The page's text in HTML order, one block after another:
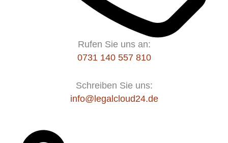
Rufen Sie uns an:
0731 140 557 810
Schreiben Sie uns:
info@legalcloud24.de